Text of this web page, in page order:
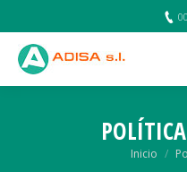
Estás
Inicio